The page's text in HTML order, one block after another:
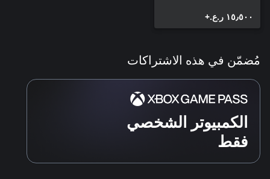
١٥٫٥٠٠ ر.ع.‏+
مُضمّن في هذه الاشتراكات
الكمبيوتر الشخصي
فقط